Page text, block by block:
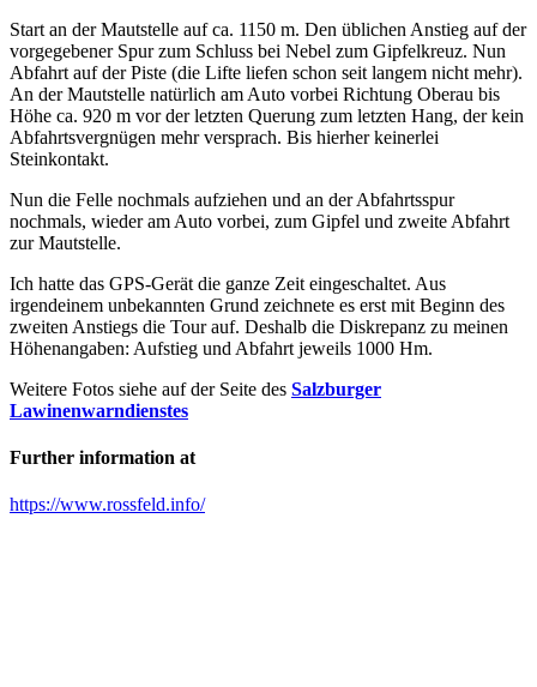
Start an der Mautstelle auf ca. 1150 m. Den üblichen Anstieg auf der
vorgegebener Spur zum Schluss bei Nebel zum Gipfelkreuz. Nun
Abfahrt auf der Piste (die Lifte liefen schon seit langem nicht mehr).
An der Mautstelle natürlich am Auto vorbei Richtung Oberau bis
Höhe ca. 920 m vor der letzten Querung zum letzten Hang, der kein
Abfahrtsvergnügen mehr versprach. Bis hierher keinerlei
Steinkontakt.
Nun die Felle nochmals aufziehen und an der Abfahrtsspur
nochmals, wieder am Auto vorbei, zum Gipfel und zweite Abfahrt
zur Mautstelle.
Ich hatte das GPS-Gerät die ganze Zeit eingeschaltet. Aus
irgendeinem unbekannten Grund zeichnete es erst mit Beginn des
zweiten Anstiegs die Tour auf. Deshalb die Diskrepanz zu meinen
Höhenangaben: Aufstieg und Abfahrt jeweils 1000 Hm.
Weitere Fotos siehe auf der Seite des Salzburger
Lawinenwarndienstes
Further information at
https://www.rossfeld.info/